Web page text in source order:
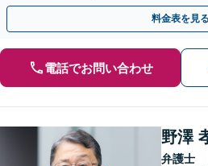
指します【WEB面談可】
料金表を見る
電話でお問い合わせ
野澤
弁護士